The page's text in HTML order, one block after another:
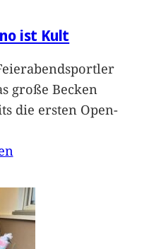
ist Kult
große Becken
die ersten Open-